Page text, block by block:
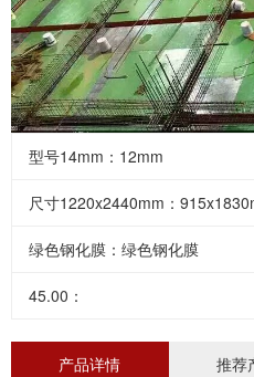
型号14mm：12mm
尺寸1220x2440mm：
绿色钢化膜：绿色钢化膜
45.00：
产品详情 推荐